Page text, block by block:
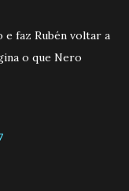
e faz Rubén voltar a
o que Nero